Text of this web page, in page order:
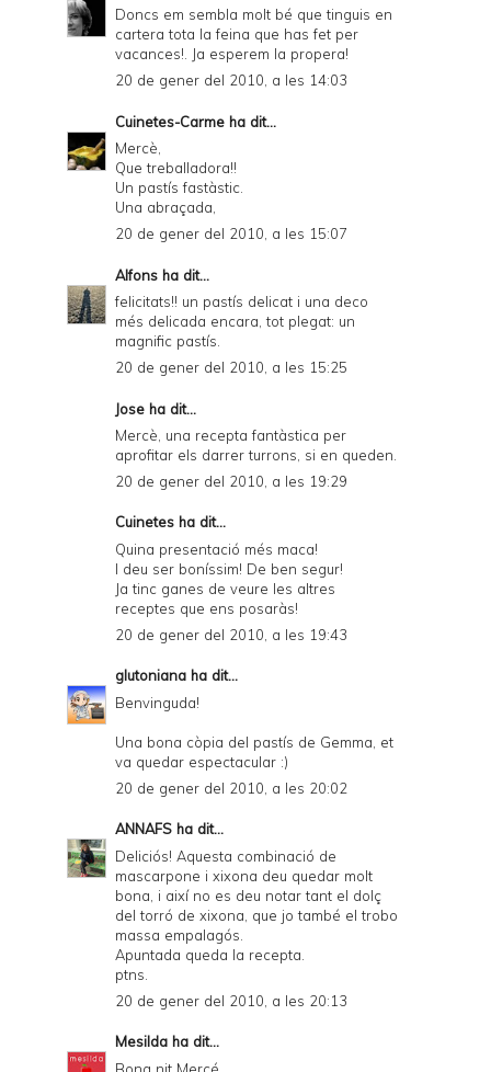
Doncs em sembla molt bé que tinguis en
cartera tota la feina que has fet per
vacances!. Ja esperem la propera!
20 de gener del 2010, a les 14:03
Cuinetes-Carme ha dit...
Mercè,
Que treballadora!!
Un pastís fastàstic.
Una abraçada,
20 de gener del 2010, a les 15:07
Alfons ha dit...
felicitats!! un pastís delicat i una deco
més delicada encara, tot plegat: un
magnific pastís.
20 de gener del 2010, a les 15:25
Jose ha dit...
Mercè, una recepta fantàstica per
aprofitar els darrer turrons, si en queden.
20 de gener del 2010, a les 19:29
Cuinetes ha dit...
Quina presentació més maca!
I deu ser boníssim! De ben segur!
Ja tinc ganes de veure les altres
receptes que ens posaràs!
20 de gener del 2010, a les 19:43
glutoniana ha dit...
Benvinguda!
Una bona còpia del pastís de Gemma, et
va quedar espectacular :)
20 de gener del 2010, a les 20:02
ANNAFS ha dit...
Deliciós! Aquesta combinació de
mascarpone i xixona deu quedar molt
bona, i així no es deu notar tant el dolç
del torró de xixona, que jo també el trobo
massa empalagós.
Apuntada queda la recepta.
ptns.
20 de gener del 2010, a les 20:13
Mesilda ha dit...
Bona nit Mercé.